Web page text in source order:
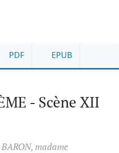
PDF EPUB
- Scène XII
madame